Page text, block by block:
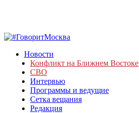
Новости
Конфликт на Ближнем Востоке
СВО
Интервью
Программы и ведущие
Сетка вещания
Редакция